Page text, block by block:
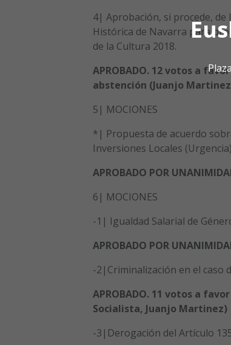
4| Aprobación, si procede, de
Histórica de Navarra para
de la Cultura 2018.
APROBADO. 12 votos a
abstención (Juanjo
5| MOCIONES
*| Propuesta de acuerdo
Inversiones Locales
APROBADO POR
6| MOCIONES
-1| Igualdad Salarial de
APROBADO POR
-2|Criminalización en el caso
APROBADO. 11 votos a
Socialista, Juanjo Martinez)
-3|Derogación del Artículo